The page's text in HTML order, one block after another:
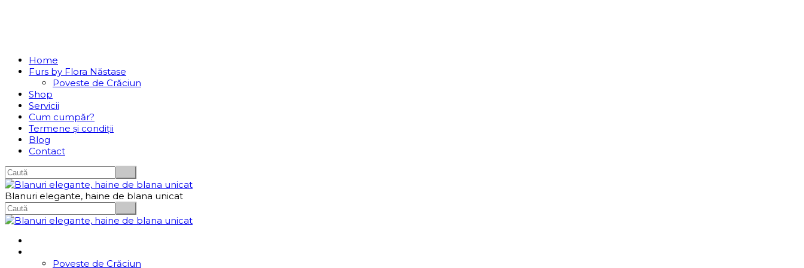
Home
Furs by Flora Năstase
Poveste de Crăciun
Shop
Servicii
Cum cumpăr?
Termene și condiții
Blog
Contact
Blanuri elegante, haine de blana unicat
Poveste de Crăciun